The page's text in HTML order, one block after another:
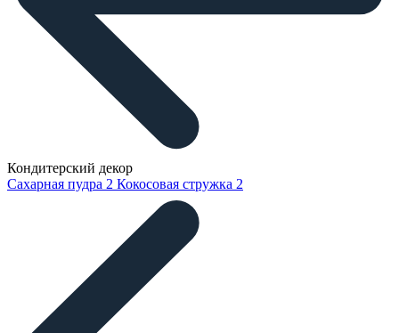
Кондитерский декор
Сахарная пудра 2 Кокосовая стружка 2